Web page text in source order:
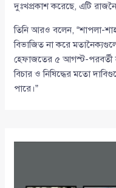
দুঃখপ্রকাশ করেছে, এটি
তিনি আরও বলেন, “শাপলা-
বিভাজিত না করে
হেফাজতের ৫ আগস্ট-পরবর্তী
বিচার ও নিষিদ্ধের মতো
পারে।”